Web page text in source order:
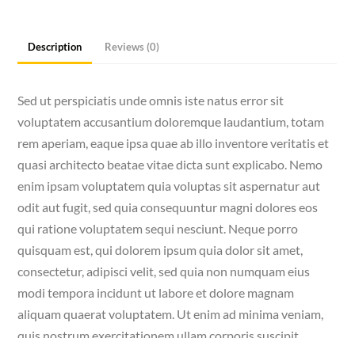
Description Reviews (0)
Sed ut perspiciatis unde omnis iste natus error sit
voluptatem accusantium doloremque laudantium, totam
rem aperiam, eaque ipsa quae ab illo inventore veritatis et
quasi architecto beatae vitae dicta sunt explicabo. Nemo
enim ipsam voluptatem quia voluptas sit aspernatur aut
odit aut fugit, sed quia consequuntur magni dolores eos
qui ratione voluptatem sequi nesciunt. Neque porro
quisquam est, qui dolorem ipsum quia dolor sit amet,
consectetur, adipisci velit, sed quia non numquam eius
modi tempora incidunt ut labore et dolore magnam
aliquam quaerat voluptatem. Ut enim ad minima veniam,